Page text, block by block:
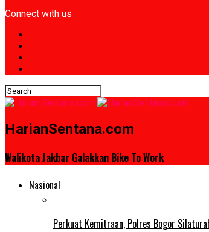
Connect with us
HarianSentana.com
Walikota Jakbar Galakkan Bike To Work
Nasional
Perkuat Kemitraan, Polres Bogor